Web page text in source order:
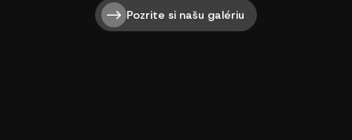
Pozrite si našu galériu